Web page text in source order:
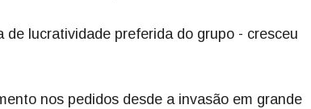
lucratividade preferida do grupo - cresceu
nos pedidos desde a invasão em grande